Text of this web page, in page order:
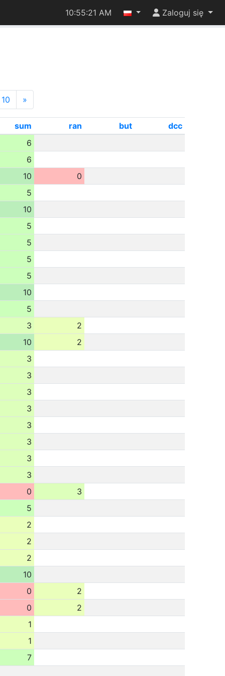
10:55:22 AM Zaloguj się
10 »
sum ran but
dcc
6
6
10
0
5
10
5
5
5
5
10
5
3
2
10
2
3
3
3
3
3
3
3
3
0
3
5
2
2
2
10
0
2
0
2
1
1
7